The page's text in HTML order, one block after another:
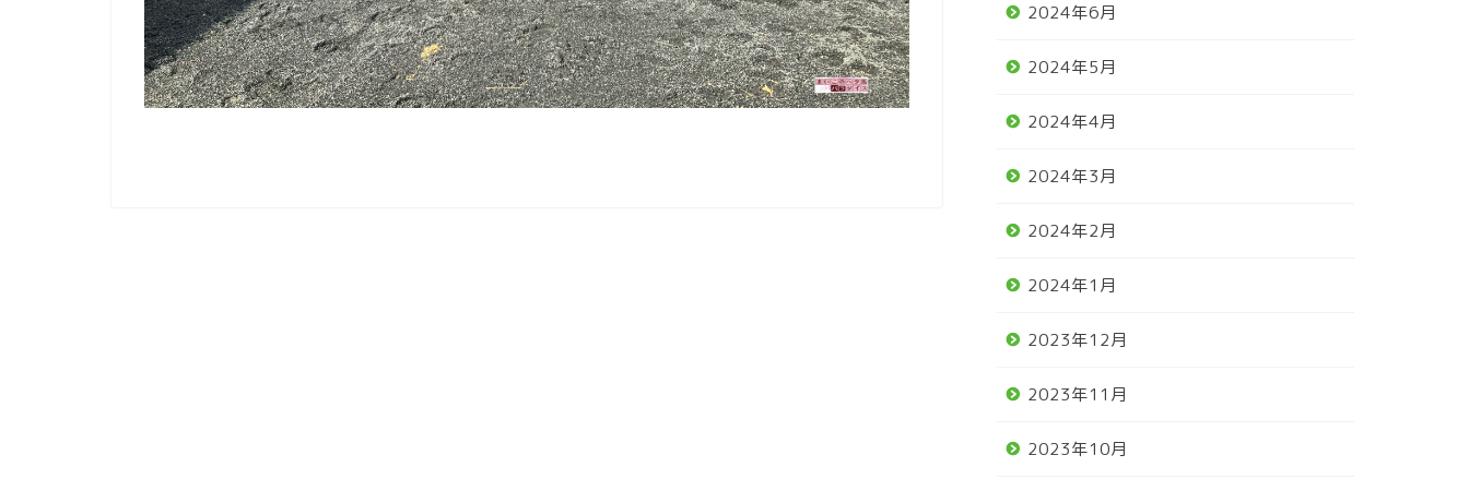
2024年6月
2024年5月
2024年4月
2024年3月
2024年2月
2024年1月
2023年12月
2023年11月
2023年10月